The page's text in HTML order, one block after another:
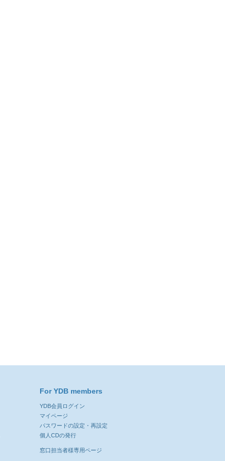
For YDB members
YDB会員ログイン
マイページ
パスワードの設定・再設定
個人CDの発行
窓口担当者様専用ページ